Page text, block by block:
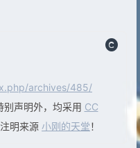
archives/485/
别声明外，均采用 CC
明来源 小刚的天堂！